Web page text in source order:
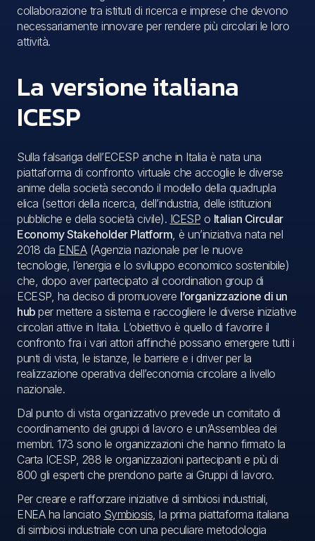
collaborazione tra istituti di ricerca e imprese che devono
necessariamente innovare per rendere più circolari le loro
attività.
La versione italiana
ICESP
Sulla falsariga dell’ECESP anche in Italia è nata una
piattaforma di confronto virtuale che accoglie le diverse
anime della società secondo il modello della quadrupla
elica (settori della ricerca, dell’industria, delle istituzioni
pubbliche e della società civile). ICESP o Italian Circular
Economy Stakeholder Platform , è un’iniziativa nata nel
2018 da ENEA(Agenzia nazionale per le nuove
tecnologie, l’energia e lo sviluppo economico sostenibile)
che, dopo aver partecipato al coordination group di
ECESP, ha deciso di promuovere l’organizzazione di un
hub per mettere a sistema e raccogliere le diverse iniziative
circolari attive in Italia. L’obiettivo è quello di favorire il
confronto fra i vari attori affinché possano emergere tutti i
punti di vista, le istanze, le barriere e i driver per la
realizzazione operativa dell’economia circolare a livello
nazionale.
Dal punto di vista organizzativo prevede un comitato di
coordinamento dei gruppi di lavoro e un’Assemblea dei
membri. 173 sono le organizzazioni che hanno firmato la
Carta ICESP, 288 le organizzazioni partecipanti e più di
800 gli esperti che prendono parte ai Gruppi di lavoro.
Per creare e rafforzare iniziative di simbiosi industriali,
ENEA ha lanciato Symbiosis , la prima piattaforma italiana
di simbiosi industriale con una peculiare metodologia